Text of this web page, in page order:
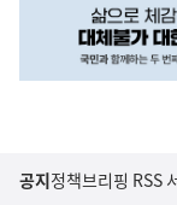
공지정책브리핑 RSS